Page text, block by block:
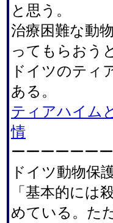
と思う。
治療困難な動
ってもらおう
ドイツのティ
ある。
ティアハイム
情
ーーーーーー
ドイツ動物保
「基本的には
めている。た